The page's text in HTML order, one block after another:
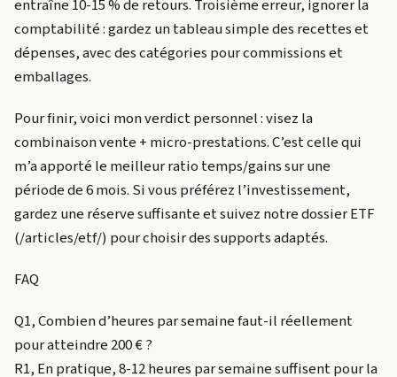
entraîne 10-15 % de retours. Troisième erreur, ignorer la
comptabilité : gardez un tableau simple des recettes et
dépenses, avec des catégories pour commissions et
emballages.
Pour finir, voici mon verdict personnel : visez la
combinaison vente + micro-prestations. C’est celle qui
m’a apporté le meilleur ratio temps/gains sur une
période de 6 mois. Si vous préférez l’investissement,
gardez une réserve suffisante et suivez notre dossier ETF
(/articles/etf/) pour choisir des supports adaptés.
FAQ
Q1, Combien d’heures par semaine faut-il réellement
pour atteindre 200 € ?
R1, En pratique, 8-12 heures par semaine suffisent pour la